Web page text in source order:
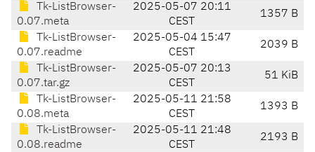
Tk-ListBrowser-
0.07.meta
2025-05-07 20:11
CEST
1357 B
Tk-ListBrowser-
0.07.readme
2025-05-04 15:47
CEST
2039 B
Tk-ListBrowser-
0.07.tar.gz
2025-05-07 20:13
CEST
51 KiB
Tk-ListBrowser-
0.08.meta
2025-05-11 21:58
CEST
1393 B
Tk-ListBrowser-
0.08.readme
2025-05-11 21:48
CEST
2193 B